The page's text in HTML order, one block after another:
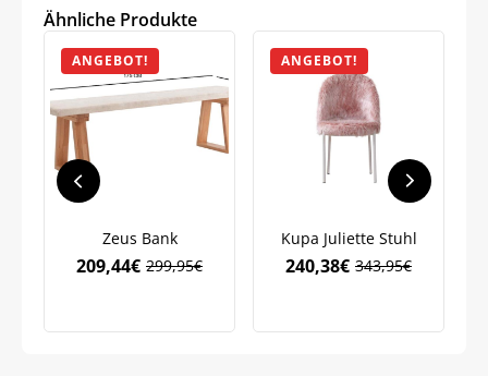
Ähnliche Produkte
ANGEBOT!
Zeus Bank
299,95€
Ursprünglicher
299,95€
209,44€Aktueller
209,44€.
ANGEBOT!
Kupa Juliette Stuhl
343,95€
Ursprünglicher
343,95€
240,38€Aktueller
240,38€.
Meinen Code senden
Bleiben Sie auf dem Laufenden über
Neuigkeiten und Angebote.
Datenschutzrichtlinie.